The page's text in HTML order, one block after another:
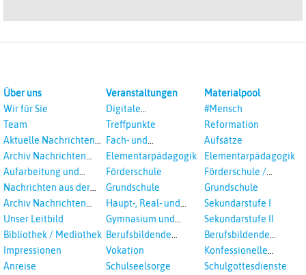
Über uns
Wir für Sie
Team
Aktuelle Nachrichten
aus dem RPI
Archiv Nachrichten
aus dem RPI ab 2018
Aufarbeitung und
Prävention
Landeskirche und EKD
Nachrichten aus der
Landeskirche
Archiv Nachrichten
aus der Landeskirche
Unser Leitbild
Bibliothek / Mediothek
Impressionen
Anreise
Veranstaltungen
Digitale
Veranstaltungen
Treffpunkte
Fach- und
Studientagungen
Elementarpädagogik
Förderschule
Grundschule
Haupt-, Real- und
Oberschule
Gymnasium und
Gesamtschule
Berufsbildende
Schulen
Vokation
Schulseelsorge
Materialpool
#Mensch
Reformation
Aufsätze
Elementarpädagogik
Förderschule /
Inklusion
Grundschule
Sekundarstufe I
Sekundarstufe II
Berufsbildende
Schulen
Konfessionelle
Kooperation
Schulgottesdienste